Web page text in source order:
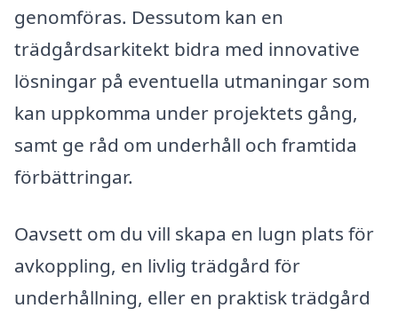
genomföras. Dessutom kan en
trädgårdsarkitekt bidra med innovative
lösningar på eventuella utmaningar som
kan uppkomma under projektets gång,
samt ge råd om underhåll och framtida
förbättringar.
Oavsett om du vill skapa en lugn plats för
avkoppling, en livlig trädgård för
underhållning, eller en praktisk trädgård